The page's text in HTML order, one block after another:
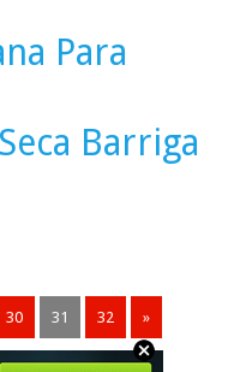
Para
Barriga
30 31 32 »